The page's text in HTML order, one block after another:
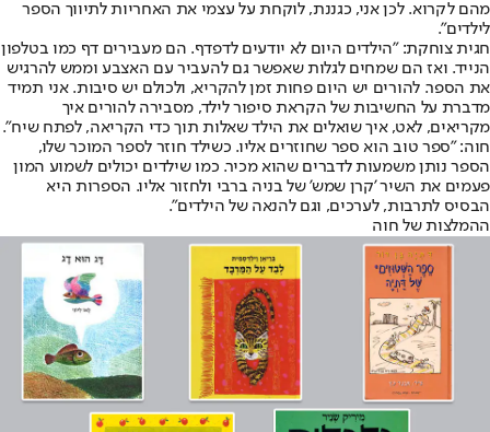
מהם לקרוא. לכן אני, כגננת, לוקחת על עצמי את האחריות לתיווך הספר
לילדים".
חגית צוחקת: "הילדים היום לא יודעים לדפדף. הם מעבירים דף כמו בטלפון
הנייד. ואז הם שמחים לגלות שאפשר גם להעביר עם האצבע וממש להרגיש
את הספר. להורים יש היום פחות זמן להקריא, ולכולם יש סיבות. אני תמיד
מדברת על החשיבות של הקראת סיפור לילד, מסבירה להורים איך
מקריאים, לאט, איך שואלים את הילד שאלות תוך כדי הקריאה, לפתח שיח".
חוה: "ספר טוב הוא ספר שחוזרים אליו. כשילד חוזר לספר המוכר שלו,
הספר נותן משמעות לדברים שהוא מכיר. כמו שילדים יכולים לשמוע המון
פעמים את השיר 'קרן שמש' של בניה ברבי ולחזור אליו. הספרות היא
הבסיס לתרבות, לערכים, וגם להנאה של הילדים".
ההמלצות של חוה